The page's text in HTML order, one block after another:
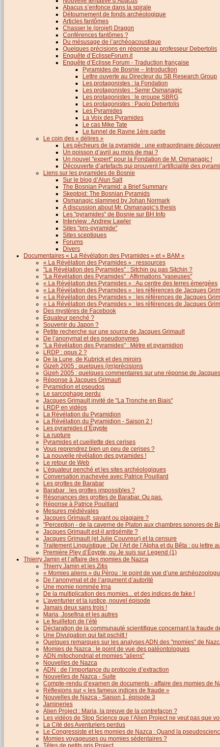
Abacus s’enfonce dans la spirale
Détournement de fonds archéologique
Articles fantômes
Chasser le (projet) Dragon
Conférences fantômes ?
Du mésusage de l’archéoacoustique
Quelques précisions en réponse au professeur Debertolis
Enquête d’EclisseForum.it
Enquête d’Eclisse Forum - Traduction française
Pyramides de Bosnie – Introduction
Lettre ouverte au Directeur du SB Research Group
Les protagonistes : la Fondation
Les protagonistes : Semir Osmanagic
Les protagonistes : le groupe SBRG
Les protagonistes : Paolo Debertolis
Les Pyramides
La Voix des Pyramides
Le cas Mike Tate
Le tunnel de Ravne 1ère partie
Le coin des « délires »
Les pêcheurs de la pyramide : une extraordinaire
Un poisson d’avril au mois de mai ?
Un nouvel "expert" pour la Fondation de M. Osmanagic !
Découverte d’artefacts qui prouvent l’artificialité des
Liens sur les pyramides de Bosnie
Sur le blog d’Alun Salt
The Bosnian Pyramid: a Brief Summary
Skeptoid: The Bosnian Pyramids
Osmanagic slammed by Johan Normark
A discussion about Mr. Osmanagic’s thesis
Les "pyramides" de Bosnie sur BH Info
Interview : Andrew Lawler
Sites "pro-pyramide"
Sites sceptiques
Forums
Divers
Documentaires « La Révélation des Pyramides » et « BAM »
« La Révélation des Pyramides » : ressources
"La Révélation des Pyramides" : Sitchin ou pas Sitchin ?
"La Révélation des Pyramides" : Affirmations "vaseuses"
« La Révélation des Pyramides » : Au centre des terres émergées
« La Révélation des Pyramides » : les références de Jacques
« La Révélation des Pyramides » : les références de Jacques
« La Révélation des Pyramides » : les références de Jacques
Des mystères de Facebook
Equateur penché ?
Souvenir du Japon ?
Petite recherche sur une source de Jacques Grimault
De l’anonymat et des pseudonymes
"La Révélation des Pyramides" : Mètre et pyramidion
LRDP : opus 2 ?
De la Lune, de Kubrick et des miroirs
Gizeh 2005 : quelques (im)précisions
Gizeh 2005 : quelques commentaires sur une réponse de
Réponse à Jacques Grimault
Pyramidion et pseudos
Le sarcophage perdu
Jacques Grimault invité de "La Tronche en Biais"
LRDP en vidéos
La Révélation du Pyramidion
La Révélation du Pyramidion - Saison 2 !
Les pyramides d’Égypte
La rupture
Pyramides et cueillette des cerises
Vous reprendrez bien un peu de cerises ?
La nouvelle révélation des pyramides !
Le retour de Web
L’équateur penché et les sites archéologiques
Conversation inachevée avec Patrice Pouillard
Les grottes de Barabar
Barabar : les grottes impossibles ?
Résonances des grottes de Barabar. Ou pas.
Réponse à Patrice Pouillard
Mesures médiévales
Jacques Grimault, savant ou plagiaire ?
"Perception - de la caverne de Platon aux chambres sonores de
Jacques Grimault est-il antisémite ?
Jacques Grimault (et Julie Couvreur) et la censure
Traitement Linguistique : De l’Art de l’Alpha et du Bêta : ou lettre
Première Pley d’Égypte, ou Je suis sur Legend (1)
Thierry Jamin et l’affaire des momies de Nazca
Thierry Jamin et les Zitis
« Momies aliens » du Pérou : le point de vue d’une
De l’anonymat et de l’argument d’autorité
Une momie nommée Irna
De la multiplication des momies... et des indices de fake !
L’aventurier et la justice, nouvel épisode
Jamais deux sans trois !
Maria, Josefina et les autres
Le feuilleton de l’été
Déclaration de la communauté scientifique concernant la fraude
Une Divulgation qui fait pschitt !
Quelques remarques sur les analyses ADN des "momies" de
Momies de Nazca : le point de vue des paléontologues
ADN mitochondrial et momies "aliens"
Nouvelles de Nazca
ADN : de l’importance du protocole d’extraction
Nouvelles de Nazca - Suite
Compte-rendu d’examen de documents - affaire des momies de
Réflexions sur « les fameux indices de fraude »
Nouvelles de Nazca - Saison 1, épisode 3
Jamineries
Alien Project : Maria, la preuve de la contrefaçon ?
Les vidéos de Stop Science que l’Alien Project ne veut pas que
La Cité des Aventuriers perdus
Le Congressiste et les momies de Nazca : Quand la
Momies voyageuses ou momies sédentaires ?
Têtes de petits gris Project